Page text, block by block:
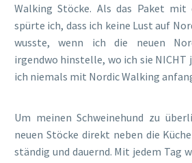
Walking Stöcke. Als das Paket mit
spürte ich, dass ich keine Lust auf
wusste, wenn ich die neuen
irgendwo hinstelle, wo ich sie NICHT
ich niemals mit Nordic Walking
Um meinen Schweinehund zu
neuen Stöcke direkt neben die
ständig und dauernd. Mit jedem Tag